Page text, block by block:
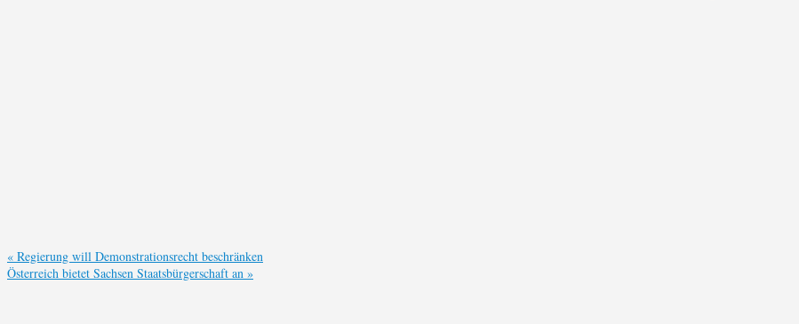
« Regierung will Demonstrationsrecht beschränken
Österreich bietet Sachsen Staatsbürgerschaft an »